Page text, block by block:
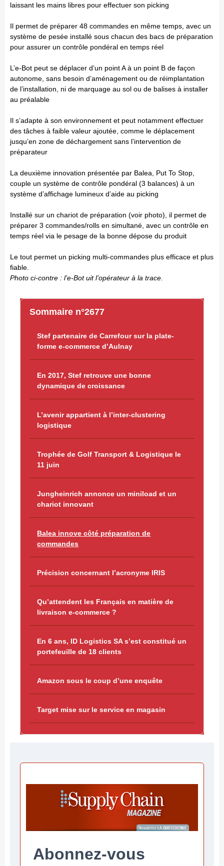
Sommaire n°2677
Stef partenaire de Carrefour sur la plate-
forme e-commerce d’Aulnay
En 2017, Stef retrouve une bonne
dynamique de croissance
L’avenir appartient à l’inter-clustering
logistique
Trophée de Golf Transport & Logistique le
11 juin
Jungheinrich annonce un miniload et un
chariot innovant
Balea innove côté préparation de
commandes
Précision concernant l’acronyme IRIS
Qu’attendent les Français en matière de
livraison e-commerce ?
En 6 ans, ID Logistics SA s’est constitué un
portefeuille de 18 clients
Amazon sous le coup d’une enquête
Target mise sur le service en magasin
laissant les mains libres pour effectuer son picking
Il permet de préparer 48 commandes en même temps, avec un
système de pesée installé sous chacun des bacs de préparation
pour assurer un contrôle pondéral en temps réel
L’e-Bot peut se déplacer d’un point A à un point B de façon
autonome, sans besoin d’aménagement ou de réimplantation
de l’installation, ni de marquage au sol ou de balises à installer
au préalable
Il s’adapte à son environnement et peut notamment effectuer
des tâches à faible valeur ajoutée, comme le déplacement
jusqu’en zone de déchargement sans l’intervention de
préparateur
La deuxième innovation présentée par Balea, Put To Stop,
couple un système de contrôle pondéral (3 balances) à un
système d’affichage lumineux d’aide au picking
Installé sur un chariot de préparation (voir photo), il permet de
préparer 3 commandes/rolls en simultané, avec un contrôle en
temps réel via le pesage de la bonne dépose du produit
Le tout permet un picking multi-commandes plus efficace et plus
fiable.
Photo ci-contre : l’e-Bot uit l’opérateur à la trace.